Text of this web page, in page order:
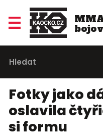
Fotky jako
oslavila
si formu